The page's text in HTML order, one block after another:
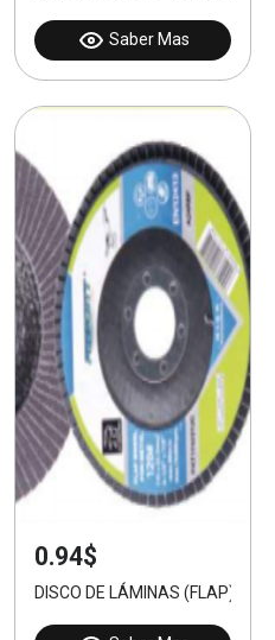
Saber Mas
0.94$
DISCO DE LÁMINAS (FLAP) 40#